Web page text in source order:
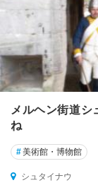
ナ
ッ
ハ
ウ
ク
ス
ブ
ル
メルヘン街道
ね
#美術館・博物館
シュタイナウ